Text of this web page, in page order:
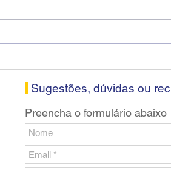
Sugestões, dúvidas ou
Preencha o formulário abaixo